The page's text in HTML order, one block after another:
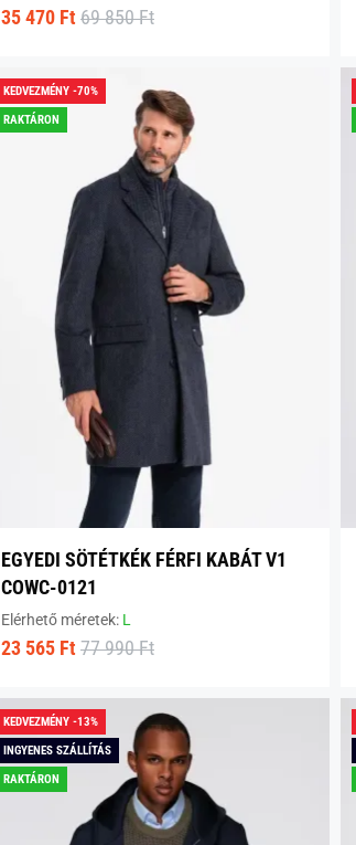
35 470 Ft 69 850 Ft
KEDVEZMÉNY -70%
RAKTÁRON
EGYEDI SÖTÉTKÉK FÉRFI KABÁT V1
COWC-0121
Elérhető méretek: L
23 565 Ft 77 990 Ft
KEDVEZMÉNY -13%
INGYENES SZÁLLÍTÁS
RAKTÁRON